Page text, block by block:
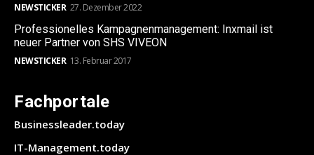
NEWSTICKER 27. Dezember 2022
Professionelles Kampagnenmanagement: Inxmail ist
neuer Partner von SHS VIVEON
NEWSTICKER 13. Februar 2017
Fachportale
Businessleader.today
IT-Management.today